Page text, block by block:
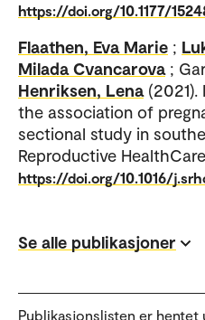
https://doi.org/10.1177/
Flaathen, Eva Marie ;
Milada Cvancarova ;
Henriksen, Lena
the association of
sectional study in
Reproductive
https://doi.org/10.1016/
Se alle publikasjoner
Publikasjonslisten er hentet